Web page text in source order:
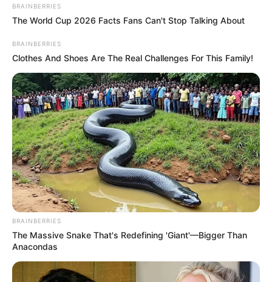
BRAINBERRIES
The World Cup 2026 Facts Fans Can't Stop Talking About
BRAINBERRIES
Clothes And Shoes Are The Real Challenges For This Family!
BRAINBERRIES
The Massive Snake That's Redefining 'Giant'—Bigger Than
Anacondas